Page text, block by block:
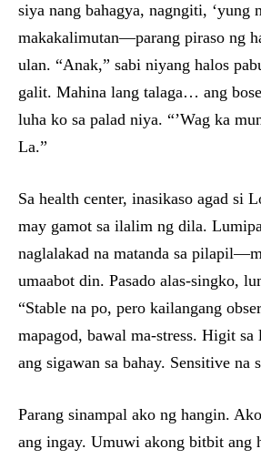
siya nang bahagya, nagngiti, ‘yung
makakalimutan—parang piraso ng
ulan. “Anak,” sabi niyang halos
galit. Mahina lang talaga… ang
luha ko sa palad niya. “’Wag ka
La.”
Sa health center, inasikaso agad si
may gamot sa ilalim ng dila.
naglalakad na matanda sa
umaabot din. Pasado alas-singko,
“Stable na po, pero kailangang
mapagod, bawal ma-stress. Higit sa
ang sigawan sa bahay. Sensitive na
Parang sinampal ako ng hangin.
ang ingay. Umuwi akong bitbit ang